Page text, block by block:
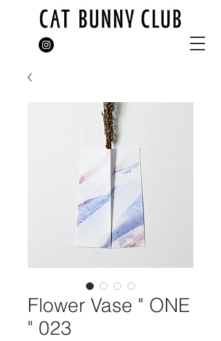
Flower Vase " ONE
" 023